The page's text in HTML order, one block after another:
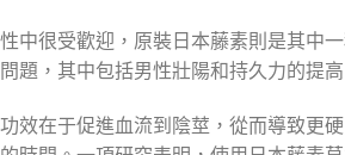
中很受歡迎，原裝日本藤素則是其中
題，其中包括男性壯陽和持久力的提高
效在于促進血流到陰莖，從而導致更